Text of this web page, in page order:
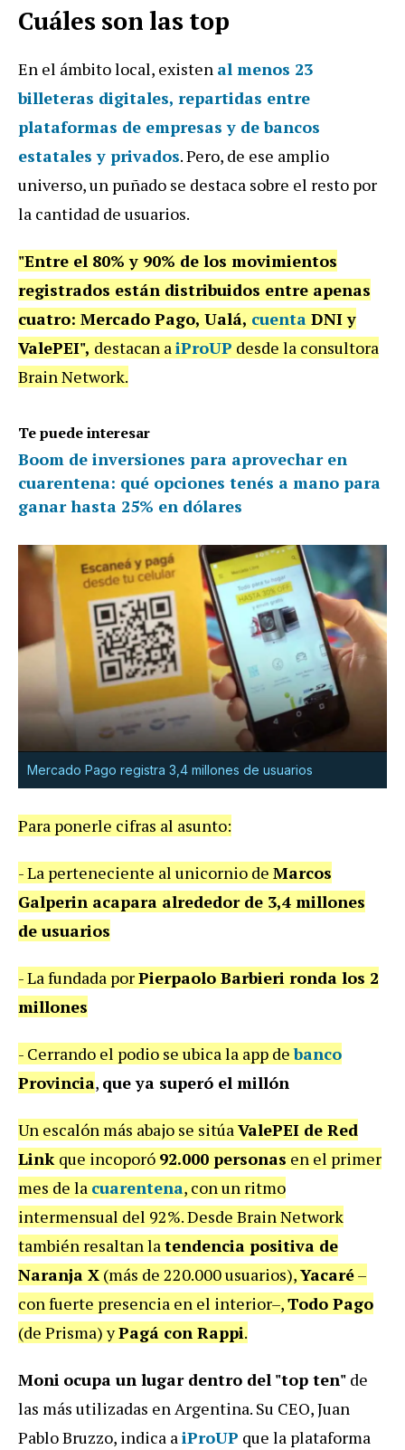
Cuáles son las top
En el ámbito local, existen al menos 23
billeteras digitales, repartidas entre
plataformas de empresas y de bancos
estatales y privados. Pero, de ese amplio
universo, un puñado se destaca sobre el resto por
la cantidad de usuarios.
"Entre el 80% y 90% de los movimientos
registrados están distribuidos entre apenas
cuatro: Mercado Pago, Ualá, cuenta DNI y
ValePEI", destacan a iProUP desde la consultora
Brain Network.
Te puede interesar
Boom de inversiones para aprovechar en
cuarentena: qué opciones tenés a mano para
ganar hasta 25% en dólares
Mercado Pago registra 3,4 millones de usuarios
Para ponerle cifras al asunto:
- La perteneciente al unicornio de Marcos
Galperin acapara alrededor de 3,4 millones
de usuarios
- La fundada porPierpaolo Barbieri ronda los 2
millones
- Cerrando el podio se ubica la app debanco
Provincia, que ya superó el millón
Un escalón más abajo se sitúaValePEI de Red
Link que incoporó 92.000 personas en el primer
mes de la cuarentena, con un ritmo
intermensual del 92%. Desde Brain Network
también resaltan latendencia positiva de
Naranja X (más de 220.000 usuarios),Yacaré–
con fuerte presencia en el interior–,Todo Pago
(de Prisma) yPagá con Rappi.
Moni ocupa un lugar dentro del "top ten" de
las más utilizadas en Argentina. Su CEO, Juan
Pablo Bruzzo, indica aiProUP que la plataforma